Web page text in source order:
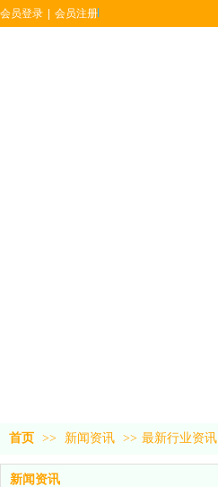
会员登录 会员注册
首页 >> 新闻资讯 >> 最新行业资讯
新闻资讯